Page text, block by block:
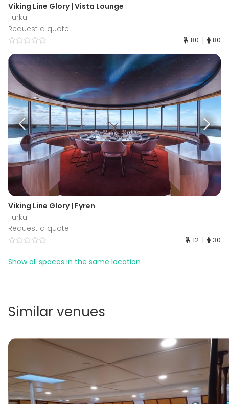
Viking Line Glory | Vista Lounge
Turku
Request a quote
80 80
Viking Line Glory | Fyren
Turku
Request a quote
12 30
Show all spaces in the same location
Similar venues